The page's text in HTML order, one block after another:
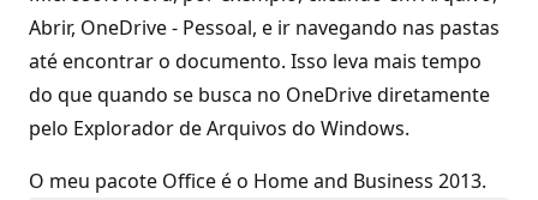
Abrir, OneDrive - Pessoal, e ir navegando nas pastas
até encontrar o documento. Isso leva mais tempo
do que quando se busca no OneDrive diretamente
pelo Explorador de Arquivos do Windows.
O meu pacote Office é o Home and Business 2013.